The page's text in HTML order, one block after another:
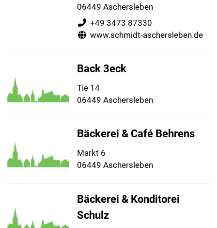
06449 Aschersleben
+49 3473 87330
www.schmidt-aschersleben.de
Back 3eck
Tie 14
06449 Aschersleben
Bäckerei & Café Behrens
Markt 6
06449 Aschersleben
Bäckerei & Konditorei
Schulz